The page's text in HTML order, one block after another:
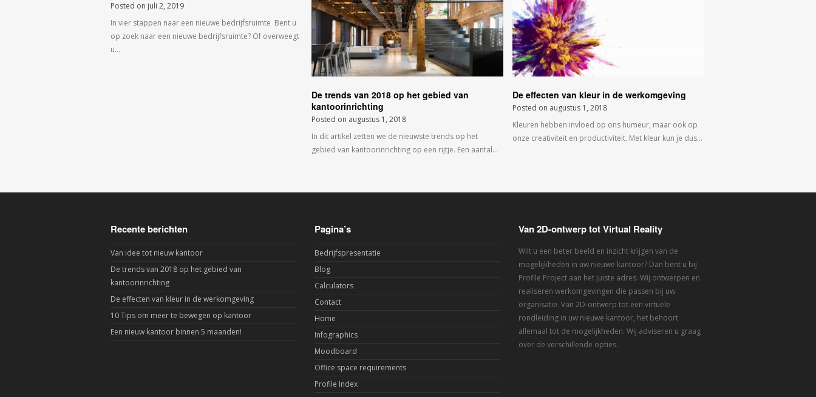
Posted on juli 2, 2019
In vier stappen naar een nieuwe bedrijfsruimte Bent u
op zoek naar een nieuwe bedrijfsruimte? Of overweegt
u…
De trends van 2018 op het gebied van
kantoorinrichting
Posted on augustus 1, 2018
In dit artikel zetten we de nieuwste trends op het
gebied van kantoorinrichting op een rijtje. Een aantal…
De effecten van kleur in de werkomgeving
Posted on augustus 1, 2018
Kleuren hebben invloed op ons humeur, maar ook op
onze creativiteit en productiviteit. Met kleur kun je dus…
Recente berichten
Van idee tot nieuw kantoor
De trends van 2018 op het gebied van
kantoorinrichting
De effecten van kleur in de werkomgeving
10 Tips om meer te bewegen op kantoor
Een nieuw kantoor binnen 5 maanden!
Pagina’s
Bedrijfspresentatie
Blog
Calculators
Contact
Home
Infographics
Moodboard
Office space requirements
Profile Index
Van 2D-ontwerp tot Virtual Reality
Wilt u een beter beeld en inzicht krijgen van de
mogelijkheden in uw nieuwe kantoor? Dan bent u bij
Profile Project aan het juiste adres. Wij ontwerpen en
realiseren werkomgevingen die passen bij uw
organisatie. Van 2D-ontwerp tot een virtuele
rondleiding in uw nieuwe kantoor, het behoort
allemaal tot de mogelijkheden. Wij adviseren u graag
over de verschillende opties.